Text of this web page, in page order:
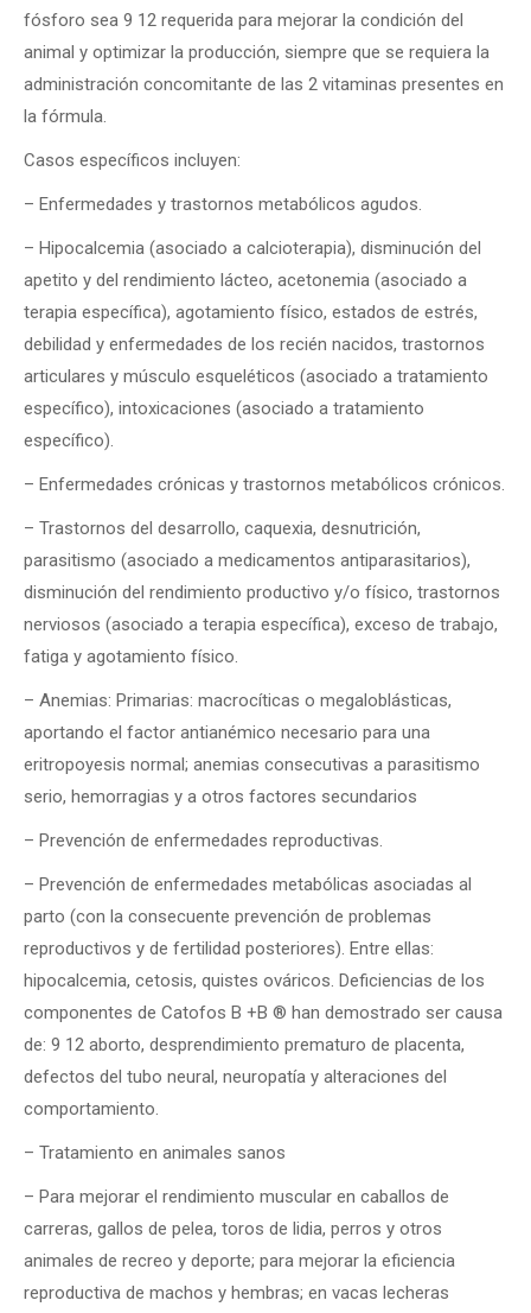
fósforo sea 9 12 requerida para mejorar la condición del
animal y optimizar la producción, siempre que se requiera la
administración concomitante de las 2 vitaminas presentes en
la fórmula.
Casos específicos incluyen:
– Enfermedades y trastornos metabólicos agudos.
– Hipocalcemia (asociado a calcioterapia), disminución del
apetito y del rendimiento lácteo, acetonemia (asociado a
terapia específica), agotamiento físico, estados de estrés,
debilidad y enfermedades de los recién nacidos, trastornos
articulares y músculo esqueléticos (asociado a tratamiento
específico), intoxicaciones (asociado a tratamiento
específico).
– Enfermedades crónicas y trastornos metabólicos crónicos.
– Trastornos del desarrollo, caquexia, desnutrición,
parasitismo (asociado a medicamentos antiparasitarios),
disminución del rendimiento productivo y/o físico, trastornos
nerviosos (asociado a terapia específica), exceso de trabajo,
fatiga y agotamiento físico.
– Anemias: Primarias: macrocíticas o megaloblásticas,
aportando el factor antianémico necesario para una
eritropoyesis normal; anemias consecutivas a parasitismo
serio, hemorragias y a otros factores secundarios
– Prevención de enfermedades reproductivas.
– Prevención de enfermedades metabólicas asociadas al
parto (con la consecuente prevención de problemas
reproductivos y de fertilidad posteriores). Entre ellas:
hipocalcemia, cetosis, quistes ováricos. Deficiencias de los
componentes de Catofos B +B ® han demostrado ser causa
de: 9 12 aborto, desprendimiento prematuro de placenta,
defectos del tubo neural, neuropatía y alteraciones del
comportamiento.
– Tratamiento en animales sanos
– Para mejorar el rendimiento muscular en caballos de
carreras, gallos de pelea, toros de lidia, perros y otros
animales de recreo y deporte; para mejorar la eficiencia
reproductiva de machos y hembras; en vacas lecheras